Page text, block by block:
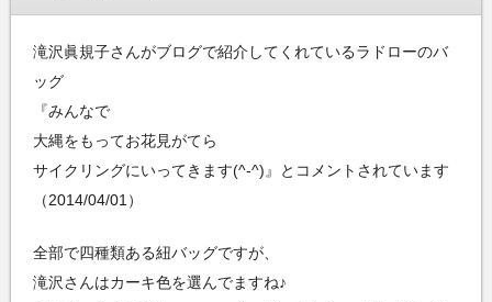
滝沢眞規子さんがブログで紹介してくれているラドローのバ
ッグ
『みんなで
大縄をもってお花見がてら
サイクリングにいってきます(^-^)』とコメントされています
（2014/04/01）
全部で四種類ある紐バッグですが、
滝沢さんはカーキ色を選んでますね♪